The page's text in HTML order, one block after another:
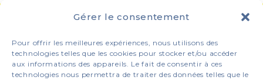
Gérer le consentement
Pour offrir les meilleures expériences, nous utilisons des
technologies telles que les cookies pour stocker et/ou accéder
aux informations des appareils. Le fait de consentir à ces
technologies nous permettra de traiter des données telles que le
1020 Laeken (Bruxelles)